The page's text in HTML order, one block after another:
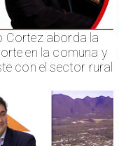
Cortez aborda la
en la comuna y
con el sector rural